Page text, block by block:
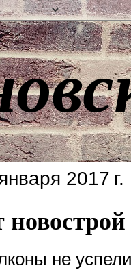
2017 г.
не